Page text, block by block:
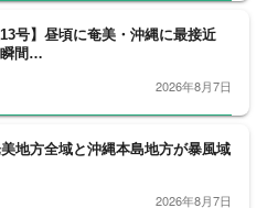
13号】昼頃に奄美・沖縄に最接近
瞬間…
2026年8月7日
地方全域と沖縄本島地方が暴風域
2026年8月7日